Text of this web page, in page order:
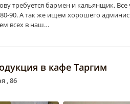
требуется бармен и кальянщик.
90. А так же ищем хорошего
всех в наш…
в кафе Таргим
, 86